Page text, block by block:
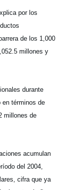
por los
de los 1,000
millones y
durante
en términos de
millones de
acumulan
del 2004,
cifra que ya